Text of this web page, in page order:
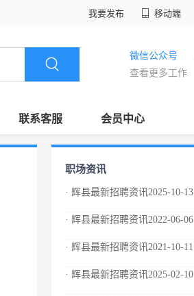
我要发布 移动端
微信公众号
查看更多工作
联系客服 会员中心
职场资讯
· 辉县最新招聘资讯2025-10-13
· 辉县最新招聘资讯2022-06-06
· 辉县最新招聘资讯2021-10-11
· 辉县最新招聘资讯2025-02-10